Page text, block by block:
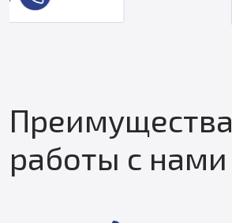
Преимущества
работы с нами